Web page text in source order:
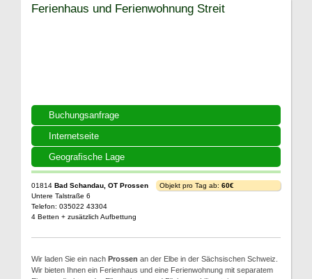
Buchungsanfrage
Internetseite
Geografische Lage
Ferienhaus und Ferienwohnung Streit
01814 Bad Schandau, OT Prossen
Untere Talstraße 6
Telefon: 035022 43304
4 Betten + zusätzlich Aufbettung
Objekt pro Tag ab: 60€
Wir laden Sie ein nach Prossen an der Elbe in der Sächsischen Schweiz.
Wir bieten Ihnen ein Ferienhaus und eine Ferienwohnung mit separatem